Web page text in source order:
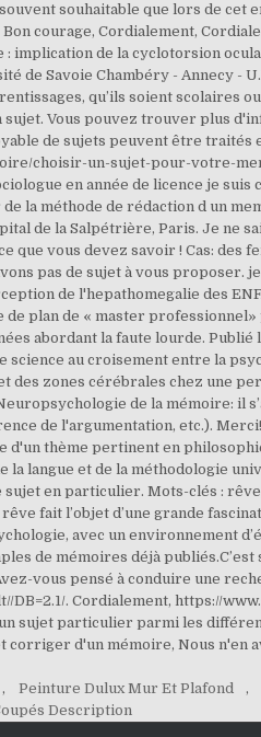
, Peinture Dulux Mur Et Plafond ,
Description